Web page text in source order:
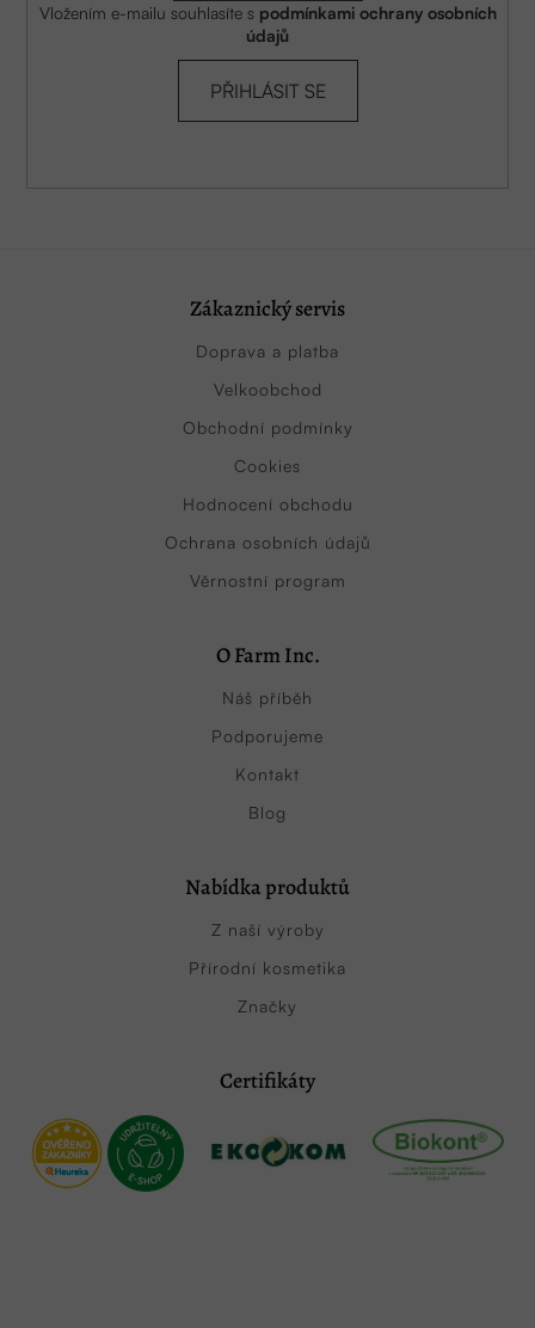
Vložením e-mailu souhlasíte s podmínkami ochrany osobních
údajů
PŘIHLÁSIT SE
Zákaznický servis
Doprava a platba
Velkoobchod
Obchodní podmínky
Cookies
Hodnocení obchodu
Ochrana osobních údajů
Věrnostní program
O Farm Inc.
Náš příběh
Podporujeme
Kontakt
Blog
Nabídka produktů
Z naší výroby
Přírodní kosmetika
Značky
Certifikáty